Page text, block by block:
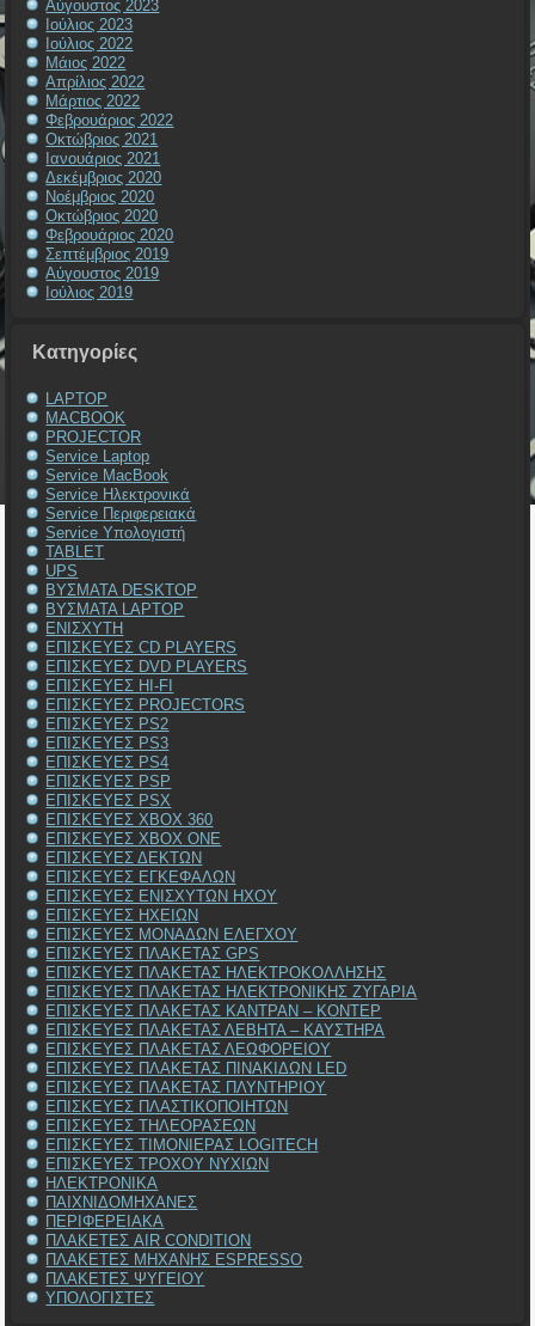
Αύγουστος 2023
Ιούλιος 2023
Ιούλιος 2022
Μάιος 2022
Απρίλιος 2022
Μάρτιος 2022
Φεβρουάριος 2022
Οκτώβριος 2021
Ιανουάριος 2021
Δεκέμβριος 2020
Νοέμβριος 2020
Οκτώβριος 2020
Φεβρουάριος 2020
Σεπτέμβριος 2019
Αύγουστος 2019
Ιούλιος 2019
Kατηγορίες
LAPTOP
MACBOOK
PROJECTOR
Service Laptop
Service MacBook
Service Ηλεκτρονικά
Service Περιφερειακά
Service Υπολογιστή
TABLET
UPS
ΒΥΣΜΑΤΑ DESKTOP
ΒΥΣΜΑΤΑ LAPTOP
ΕΝΙΣΧΥΤΗ
ΕΠΙΣΚΕΥΕΣ CD PLAYERS
ΕΠΙΣΚΕΥΕΣ DVD PLAYERS
ΕΠΙΣΚΕΥΕΣ HI-FI
ΕΠΙΣΚΕΥΕΣ PROJECTORS
ΕΠΙΣΚΕΥΕΣ PS2
ΕΠΙΣΚΕΥΕΣ PS3
ΕΠΙΣΚΕΥΕΣ PS4
ΕΠΙΣΚΕΥΕΣ PSP
ΕΠΙΣΚΕΥΕΣ PSX
ΕΠΙΣΚΕΥΕΣ XBOX 360
ΕΠΙΣΚΕΥΕΣ XBOX ONE
ΕΠΙΣΚΕΥΕΣ ΔΕΚΤΩΝ
ΕΠΙΣΚΕΥΕΣ ΕΓΚΕΦΑΛΩΝ
ΕΠΙΣΚΕΥΕΣ ΕΝΙΣΧΥΤΩΝ ΗΧΟΥ
ΕΠΙΣΚΕΥΕΣ ΗΧΕΙΩΝ
ΕΠΙΣΚΕΥΕΣ ΜΟΝΑΔΩΝ ΕΛΕΓΧΟΥ
ΕΠΙΣΚΕΥΕΣ ΠΛΑΚΕΤΑΣ GPS
ΕΠΙΣΚΕΥΕΣ ΠΛΑΚΕΤΑΣ ΗΛΕΚΤΡΟΚΟΛΛΗΣΗΣ
ΕΠΙΣΚΕΥΕΣ ΠΛΑΚΕΤΑΣ ΗΛΕΚΤΡΟΝΙΚΗΣ ΖΥΓΑΡΙΑ
ΕΠΙΣΚΕΥΕΣ ΠΛΑΚΕΤΑΣ ΚΑΝΤΡΑΝ – ΚΟΝΤΕΡ
ΕΠΙΣΚΕΥΕΣ ΠΛΑΚΕΤΑΣ ΛΕΒΗΤΑ – ΚΑΥΣΤΗΡΑ
ΕΠΙΣΚΕΥΕΣ ΠΛΑΚΕΤΑΣ ΛΕΩΦΟΡΕΙΟΥ
ΕΠΙΣΚΕΥΕΣ ΠΛΑΚΕΤΑΣ ΠΙΝΑΚΙΔΩΝ LED
ΕΠΙΣΚΕΥΕΣ ΠΛΑΚΕΤΑΣ ΠΛΥΝΤΗΡΙΟΥ
ΕΠΙΣΚΕΥΕΣ ΠΛΑΣΤΙΚΟΠΟΙΗΤΩΝ
ΕΠΙΣΚΕΥΕΣ ΤΗΛΕΟΡΑΣΕΩΝ
ΕΠΙΣΚΕΥΕΣ ΤΙΜΟΝΙΕΡΑΣ LOGITECH
ΕΠΙΣΚΕΥΕΣ ΤΡΟΧΟΥ ΝΥΧΙΩΝ
ΗΛΕΚΤΡΟΝΙΚΑ
ΠΑΙΧΝΙΔΟΜΗΧΑΝΕΣ
ΠΕΡΙΦΕΡΕΙΑΚΑ
ΠΛΑΚΕΤΕΣ AIR CONDITION
ΠΛΑΚΕΤΕΣ ΜΗΧΑΝΗΣ ESPRESSO
ΠΛΑΚΕΤΕΣ ΨΥΓΕΙΟΥ
ΥΠΟΛΟΓΙΣΤΕΣ